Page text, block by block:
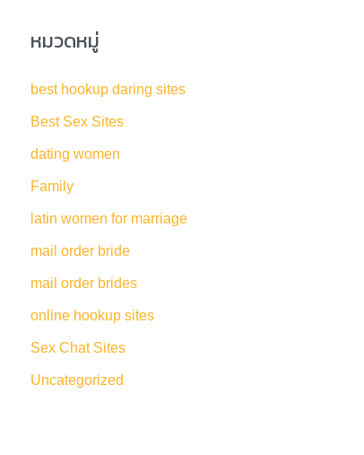
หมวดหมู่
best hookup daring sites
Best Sex Sites
dating women
Family
latin women for marriage
mail order bride
mail order brides
online hookup sites
Sex Chat Sites
Uncategorized